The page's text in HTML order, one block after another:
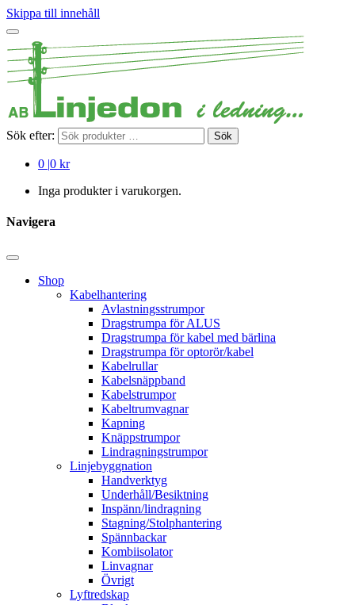
Skippa till innehåll
Sök efter: Sök
0 |0 kr
Inga produkter i varukorgen.
Navigera
Shop
Kabelhantering
Avlastningsstrumpor
Dragstrumpa för ALUS
Dragstrumpa för kabel med bärlina
Dragstrumpa för optorör/kabel
Kabelrullar
Kabelsnäppband
Kabelstrumpor
Kabeltrumvagnar
Kapning
Knäppstrumpor
Lindragningstrumpor
Linjebyggnation
Handverktyg
Underhåll/Besiktning
Inspänn/lindragning
Stagning/Stolphantering
Spännbackar
Kombiisolator
Linvagnar
Övrigt
Lyftredskap